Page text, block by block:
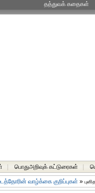
தத்துவக் கதைகள்
பொதுஅறிவுக் கட்டுரைகள்
வாழ்க்கை குறிப்புகள் »